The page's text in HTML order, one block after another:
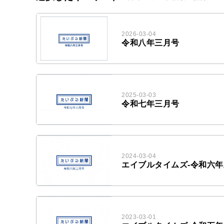
2026-03-04
令和八年三月号
2025-03-03
令和七年三月号
2024-03-04
エイブルタイムズ-令和六
2023-03-01